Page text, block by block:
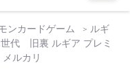
ンカードゲーム
ルギ
代 旧裏 ルギア プレミ
ルカリ